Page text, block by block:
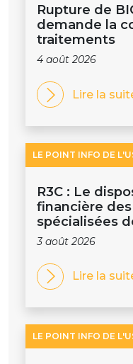
Rupture de
demande la
traitements
4 août 2026
Lire la
LE POINT INFO DE
R3C : Le
financière
spécialisées
3 août 2026
Lire la
LE POINT INFO DE